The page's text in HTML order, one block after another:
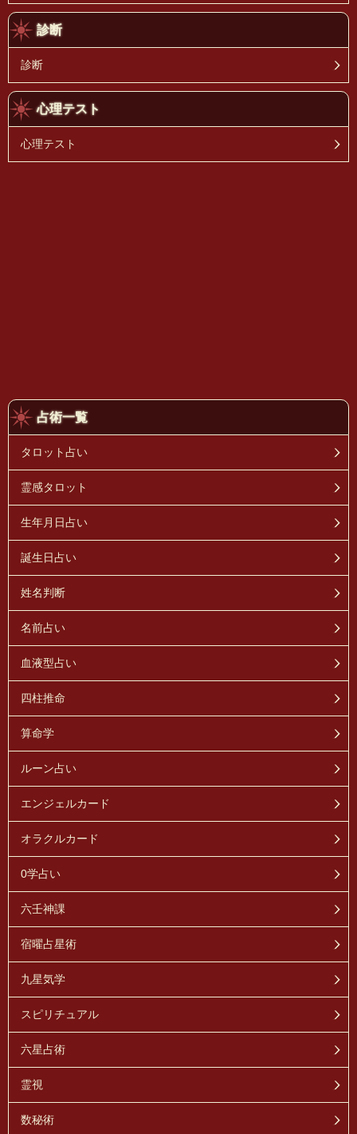
診断
診断
心理テスト
心理テスト
占術一覧
タロット占い
霊感タロット
生年月日占い
誕生日占い
姓名判断
名前占い
血液型占い
四柱推命
算命学
ルーン占い
エンジェルカード
オラクルカード
0学占い
六壬神課
宿曜占星術
九星気学
スピリチュアル
六星占術
霊視
数秘術